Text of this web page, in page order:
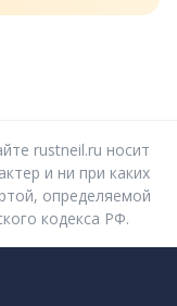
rustneil.ru носит
и ни при каких
определяемой
кодекса РФ.